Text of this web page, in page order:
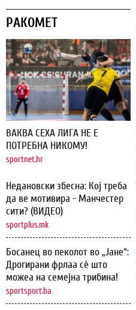
РАКОМЕТ
ВАКВА СЕХА ЛИГА НЕ Е
ПОТРЕБНА НИКОМУ!
sportnet.hr
Недановски збесна: Кој треба
да ве мотивира - Манчестер
сити? (ВИДЕО)
sportplus.mk
Босанец во пеколот во „Јане“:
Дрогирани фрлаа сѐ што
можеа на семејна трибина!
sportsport.ba